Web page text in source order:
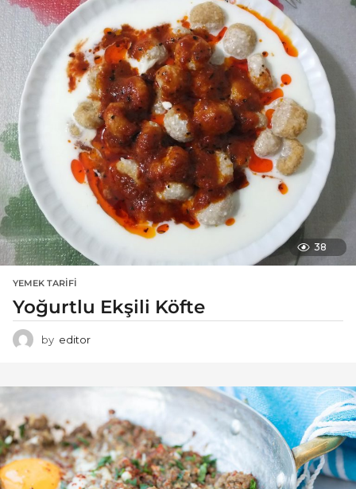
38
YEMEK TARIFI
Yoğurtlu Ekşili Köfte
by editor